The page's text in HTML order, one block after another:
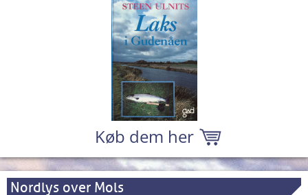
Køb dem her
Nordlys over Mols